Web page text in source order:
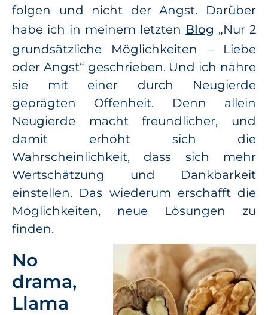
folgen und nicht der Angst. Darüber
habe ich in meinem letzten Blog „Nur 2
grundsätzliche Möglichkeiten – Liebe
oder Angst“ geschrieben. Und ich nähre
sie mit einer durch Neugierde
geprägten Offenheit. Denn allein
Neugierde macht freundlicher, und
damit erhöht sich die
Wahrscheinlichkeit, dass sich mehr
Wertschätzung und Dankbarkeit
einstellen. Das wiederum erschafft die
Möglichkeiten, neue Lösungen zu
finden.
No
drama,
Llama